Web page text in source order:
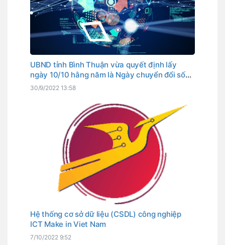
UBND tỉnh Bình Thuận vừa quyết định lấy
ngày 10/10 hằng năm là Ngày chuyển đổi số
tỉnh. Đây cũng là ngày Thủ tướng Chính phủ
30/9/2022 13:58
Hệ thống cơ sở dữ liệu (CSDL) công nghiệp
ICT Make in Viet Nam
7/10/2022 9:52